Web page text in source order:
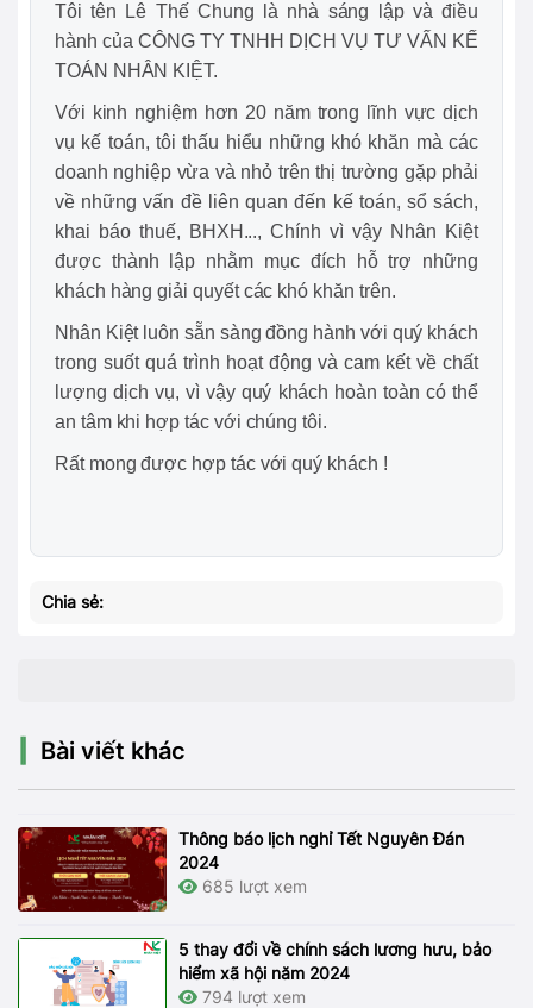
Tôi tên Lê Thế Chung là nhà sáng lập và điều
hành của CÔNG TY TNHH DỊCH VỤ TƯ VẤN KẾ
TOÁN NHÂN KIỆT.
Với kinh nghiệm hơn 20 năm trong lĩnh vực dịch
vụ kế toán, tôi thấu hiểu những khó khăn mà các
doanh nghiệp vừa và nhỏ trên thị trường gặp phải
về những vấn đề liên quan đến kế toán, sổ sách,
khai báo thuế, BHXH..., Chính vì vậy Nhân Kiệt
được thành lập nhằm mục đích hỗ trợ những
khách hàng giải quyết các khó khăn trên.
Nhân Kiệt luôn sẵn sàng đồng hành với quý khách
trong suốt quá trình hoạt động và cam kết về chất
lượng dịch vụ, vì vậy quý khách hoàn toàn có thể
an tâm khi hợp tác với chúng tôi.
Rất mong được hợp tác với quý khách !
Chia sẻ:
Bài viết khác
Thông báo lịch nghỉ Tết Nguyên Đán
2024
685 lượt xem
5 thay đổi về chính sách lương hưu, bảo
hiểm xã hội năm 2024
794 lượt xem